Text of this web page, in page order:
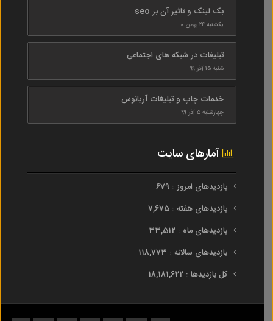
بک لینک و تاثیر آن بر seo
یکشنبه ۲۴ بهمن ۰
تبلیغات در شبکه های اجتماعی
شنبه ۱۵ آذر ۹۹
خدمات چاپ و تبلیغات آریانوس
چهارشنبه ۵ آذر ۹۹
آمارهای سایت
بازدیدهای امروز : 679
بازدیدهای هفته : 7,675
بازدیدهای ماه : 33,512
بازدیدهای سالانه : 118,773
کل بازدیدها : 18,181,622